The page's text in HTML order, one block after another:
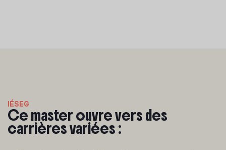
IÉSEG
Ce master ouvre vers des
carrières variées :